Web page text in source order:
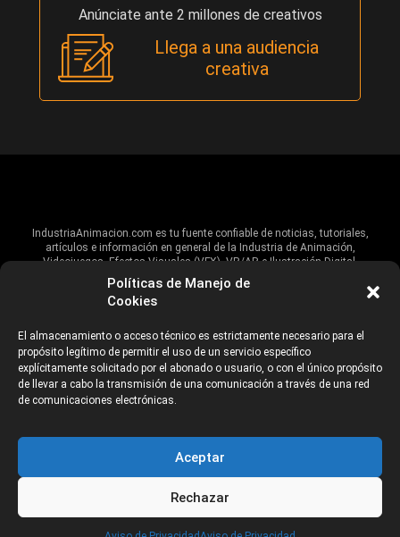
Políticas de Manejo de
Cookies
El almacenamiento o acceso técnico es estrictamente necesario para el
propósito legítimo de permitir el uso de un servicio específico
explícitamente solicitado por el abonado o usuario, o con el único propósito
de llevar a cabo la transmisión de una comunicación a través de una red
de comunicaciones electrónicas.
Aceptar
Rechazar
Anúnciate ante 2 millones de creativos
Llega a una audiencia
creativa
IndustriaAnimacion.com es tu fuente confiable de noticias, tutoriales,
artículos e información en general de la Industria de Animación,
Videojuegos, Efectos Visuales (VFX), VR/AR e Ilustración Digital.
Hablamos de estas industrias y su alcance global, pero damos un énfasis
especial al talento, estudios, escuelas, eventos y organizaciones que
ANUNCIANTES AVISO DE PRIVACIDAD
©2026 Industria Networks